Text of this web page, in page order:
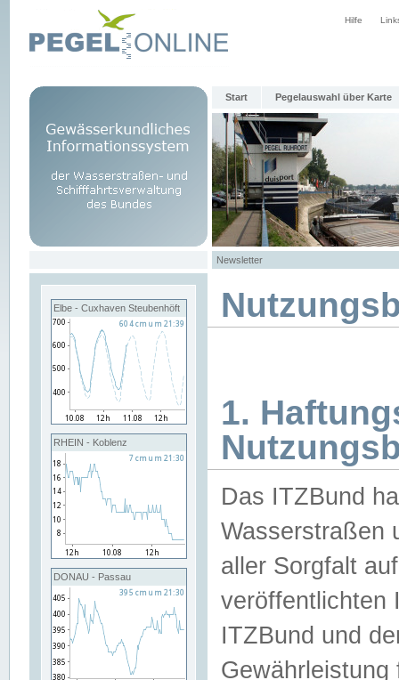
Hilfe
Start Pegelauswahl über Karte
Newsletter
Elbe - Cuxhaven Steubenhöft
RHEIN - Koblenz
DONAU - Passau
1.
Das ITZBund
Wasserstraßen
aller Sorgfalt
veröffentlichten
ITZBund und